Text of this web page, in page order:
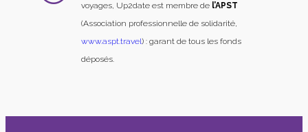
voyages, Up2date est membre de l’APST
(Association professionnelle de solidarité,
www.aspt.travel) : garant de tous les fonds
déposés.